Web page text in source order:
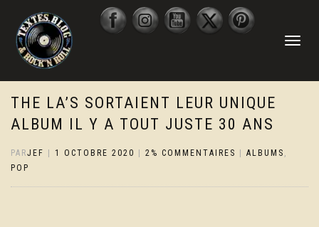
DÉPLIER
THE LA’S SORTAIENT LEUR UNIQUE
ALBUM IL Y A TOUT JUSTE 30 ANS
PARJEF 1 OCTOBRE 2020 2% COMMENTAIRES ALBUMS ,
POP